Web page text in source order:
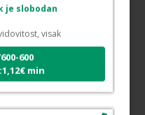
visak
600
min